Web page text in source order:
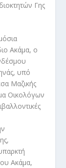
Γης
Ακάμα, ο
υπό
Μαζικής
Οικολόγων
Ακάμα,